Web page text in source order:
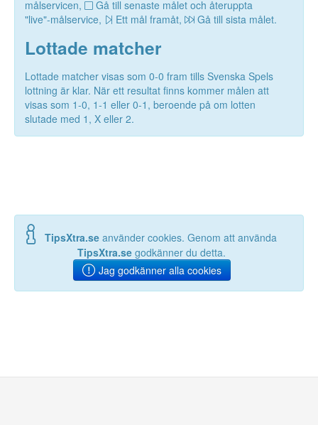
målservicen,
Gå till senaste målet och återuppta
"live"-målservice,
Ett mål framåt, Gå till sista målet.
Lottade matcher
Lottade matcher visas som 0-0 fram tills Svenska Spels
lottning är klar. När ett resultat finns kommer målen att
visas som 1-0, 1-1 eller 0-1, beroende på om lotten
slutade med 1, X eller 2.
TipsXtra.se använder cookies. Genom att använda
TipsXtra.se godkänner du detta.
Jag godkänner alla cookies